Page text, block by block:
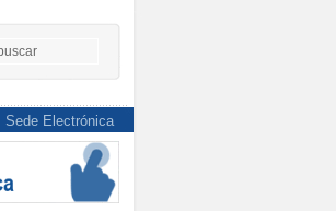
Sede Electrónica